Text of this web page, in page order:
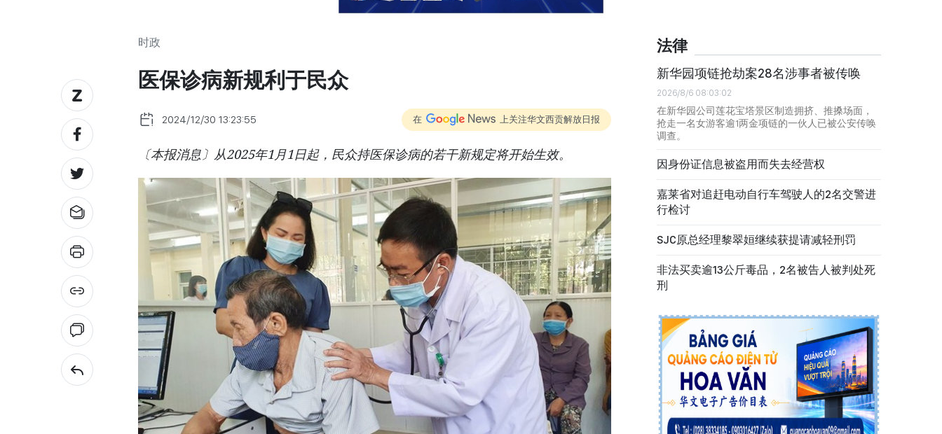
时政
医保诊病新规利于民众
2024/12/30 13:23:55 在 上关注华文西贡解放日报
〔本报消息〕从2025年1月1日起，民众持医保诊病的若干新规定将开始生效。
法律
新华园项链抢劫案28名涉事者被传唤
2026/8/6 08:03:02
在新华园公司莲花宝塔景区制造拥挤、推搡场面，
抢走一名女游客逾1两金项链的一伙人已被公安传唤
调查。
因身份证信息被盗用而失去经营权
嘉莱省对追赶电动自行车驾驶人的2名交警进
行检讨
SJC原总经理黎翠姮继续获提请减轻刑罚
非法买卖逾13公斤毒品，2名被告人被判处死
刑